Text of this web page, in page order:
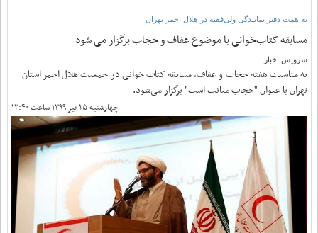
به همت دفتر نمایندگی ولی‌فقیه در هلال احمر تهران
مسابقه کتاب‌خوانی با موضوع عفاف و حجاب برگزار می شود
سرویس اخبار
به مناسبت هفته حجاب و عفاف، مسابقه کتاب خوانی در جمعیت هلال احمر استان
تهران با عنوان "حجاب متانت است" برگزار می‌شود.
چهارشنبه ۲۵ تیر ۱۳۹۹ ساعت ۱۳:۴۰